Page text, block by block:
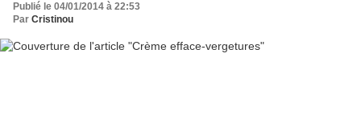
Publié le 04/01/2014 à 22:53
Par Cristinou